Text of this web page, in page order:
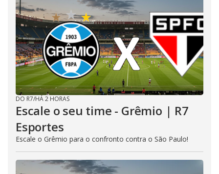
DO R7/HÁ 2 HORAS
Escale o seu time - Grêmio | R7
Esportes
Escale o Grêmio para o confronto contra o São Paulo!